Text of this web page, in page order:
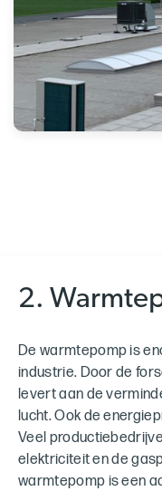
2.
De warmtepomp is
industrie. Door de
levert aan de
lucht. Ook de
Veel
elektriciteit en de
warmtepomp is een